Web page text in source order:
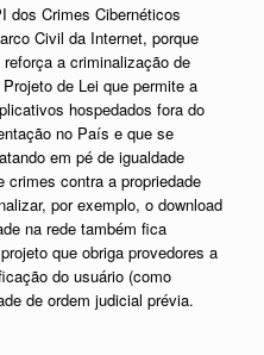
dos Crimes Cibernéticos
Civil da Internet, porque
a criminalização de
de Lei que permite a
hospedados fora do
no País e que se
em pé de igualdade
contra a propriedade
por exemplo, o download
na rede também fica
que obriga provedores a
do usuário (como
de ordem judicial prévia.